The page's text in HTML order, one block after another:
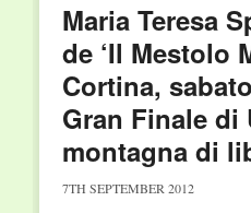
Maria Teresa
de ‘Il Mestolo
Cortina,
Gran Finale di
montagna di
7TH SEPTEMBER 2012